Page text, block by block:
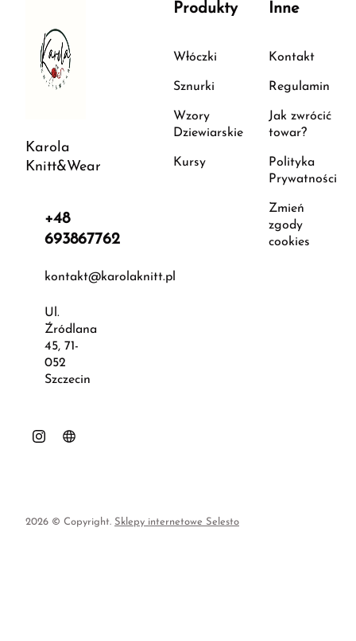
Karola
Knitt&Wear
+48
693867762
kontakt@karolaknitt.pl
Ul.
Źródlana
45, 71-
052
Szczecin
Produkty
Włóczki
Sznurki
Wzory
Dziewiarskie
Kursy
Inne
Kontakt
Regulamin
Jak zwrócić
towar?
Polityka
Prywatności
Zmień
zgody
cookies
2026 © Copyright. Sklepy internetowe Selesto